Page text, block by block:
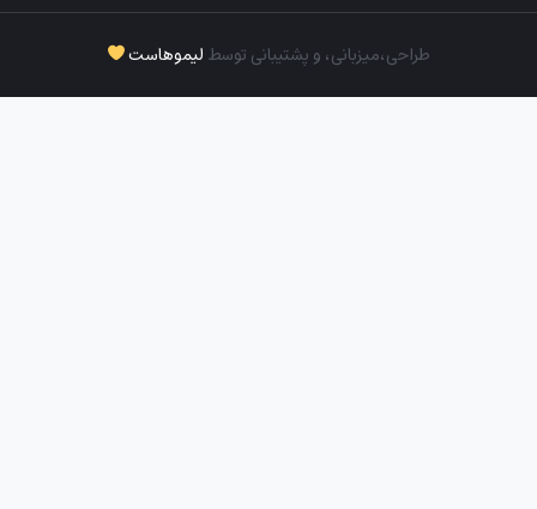
طراحی،‌میزبانی، و پشتیبانی توسطلیموهاست